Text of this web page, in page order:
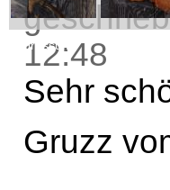
12:48
Sehr
Gruzz
Impressum